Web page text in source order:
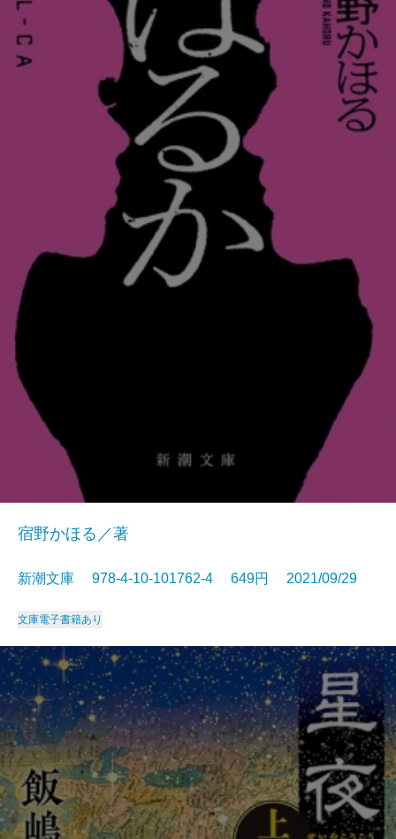
宿野かほる／著
新潮文庫 978-4-10-101762-4 649円 2021/09/29
文庫電子書籍あり